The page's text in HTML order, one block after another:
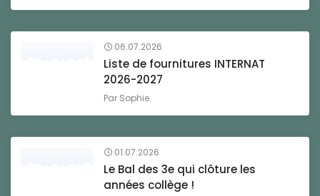
06.07.2026
Liste de fournitures INTERNAT
2026-2027
Par Sophie
01.07.2026
Le Bal des 3e qui clôture les
années collège !